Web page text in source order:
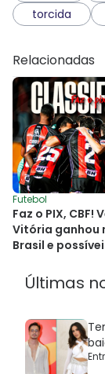
torcida
Relacionadas
Futebol
Faz o PIX, CBF!
Vitória ganhou
Brasil e
Últimas